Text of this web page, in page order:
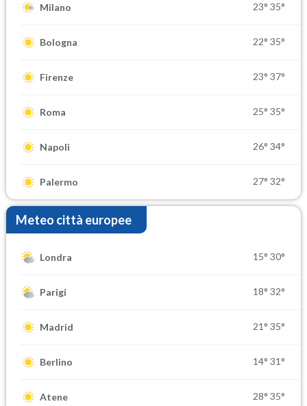
Milano 23° 35°
Bologna 22° 35°
Firenze 23° 37°
Roma 25° 35°
Napoli 26° 34°
Palermo 27° 32°
Meteo città europee
Londra 15° 30°
Parigi 18° 32°
Madrid 21° 35°
Berlino 14° 31°
Atene 28° 35°